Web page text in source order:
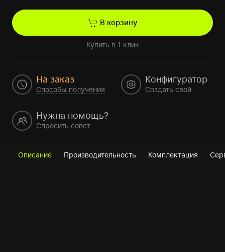
В корзину
Купить в 1 клик
На заказ
Способы получения
Конфигуратор
Создать свой
Нужна помощь?
Спросить совет
Описание Производительность Комплектация